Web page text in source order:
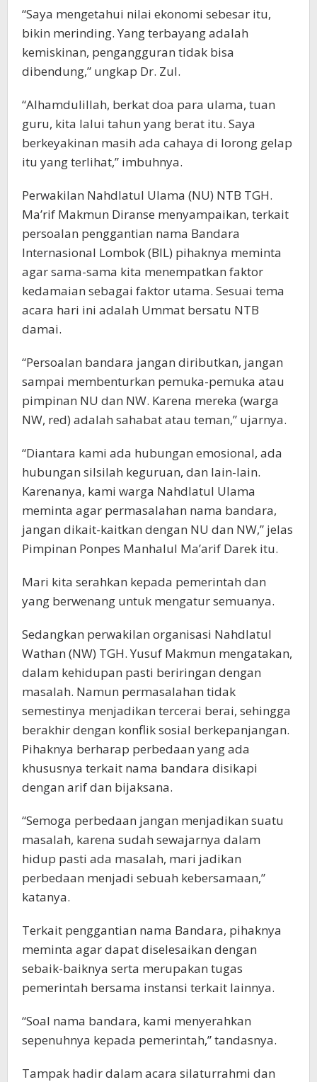
“Saya mengetahui nilai ekonomi sebesar itu,
bikin merinding. Yang terbayang adalah
kemiskinan, pengangguran tidak bisa
dibendung,” ungkap Dr. Zul.
“Alhamdulillah, berkat doa para ulama, tuan
guru, kita lalui tahun yang berat itu. Saya
berkeyakinan masih ada cahaya di lorong gelap
itu yang terlihat,” imbuhnya.
Perwakilan Nahdlatul Ulama (NU) NTB TGH.
Ma’rif Makmun Diranse menyampaikan, terkait
persoalan penggantian nama Bandara
Internasional Lombok (BIL) pihaknya meminta
agar sama-sama kita menempatkan faktor
kedamaian sebagai faktor utama. Sesuai tema
acara hari ini adalah Ummat bersatu NTB
damai.
“Persoalan bandara jangan diributkan, jangan
sampai membenturkan pemuka-pemuka atau
pimpinan NU dan NW. Karena mereka (warga
NW, red) adalah sahabat atau teman,” ujarnya.
“Diantara kami ada hubungan emosional, ada
hubungan silsilah keguruan, dan lain-lain.
Karenanya, kami warga Nahdlatul Ulama
meminta agar permasalahan nama bandara,
jangan dikait-kaitkan dengan NU dan NW,” jelas
Pimpinan Ponpes Manhalul Ma’arif Darek itu.
Mari kita serahkan kepada pemerintah dan
yang berwenang untuk mengatur semuanya.
Sedangkan perwakilan organisasi Nahdlatul
Wathan (NW) TGH. Yusuf Makmun mengatakan,
dalam kehidupan pasti beriringan dengan
masalah. Namun permasalahan tidak
semestinya menjadikan tercerai berai, sehingga
berakhir dengan konflik sosial berkepanjangan.
Pihaknya berharap perbedaan yang ada
khususnya terkait nama bandara disikapi
dengan arif dan bijaksana.
“Semoga perbedaan jangan menjadikan suatu
masalah, karena sudah sewajarnya dalam
hidup pasti ada masalah, mari jadikan
perbedaan menjadi sebuah kebersamaan,”
katanya.
Terkait penggantian nama Bandara, pihaknya
meminta agar dapat diselesaikan dengan
sebaik-baiknya serta merupakan tugas
pemerintah bersama instansi terkait lainnya.
“Soal nama bandara, kami menyerahkan
sepenuhnya kepada pemerintah,” tandasnya.
Tampak hadir dalam acara silaturrahmi dan